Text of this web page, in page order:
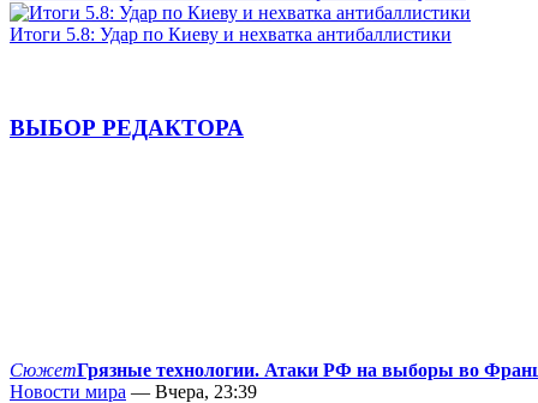
Итоги 5.8: Удар по Киеву и нехватка антибаллистики
ВЫБОР РЕДАКТОРА
СюжетГрязные технологии. Атаки РФ на выборы во
Новости мира — Вчера, 23:39